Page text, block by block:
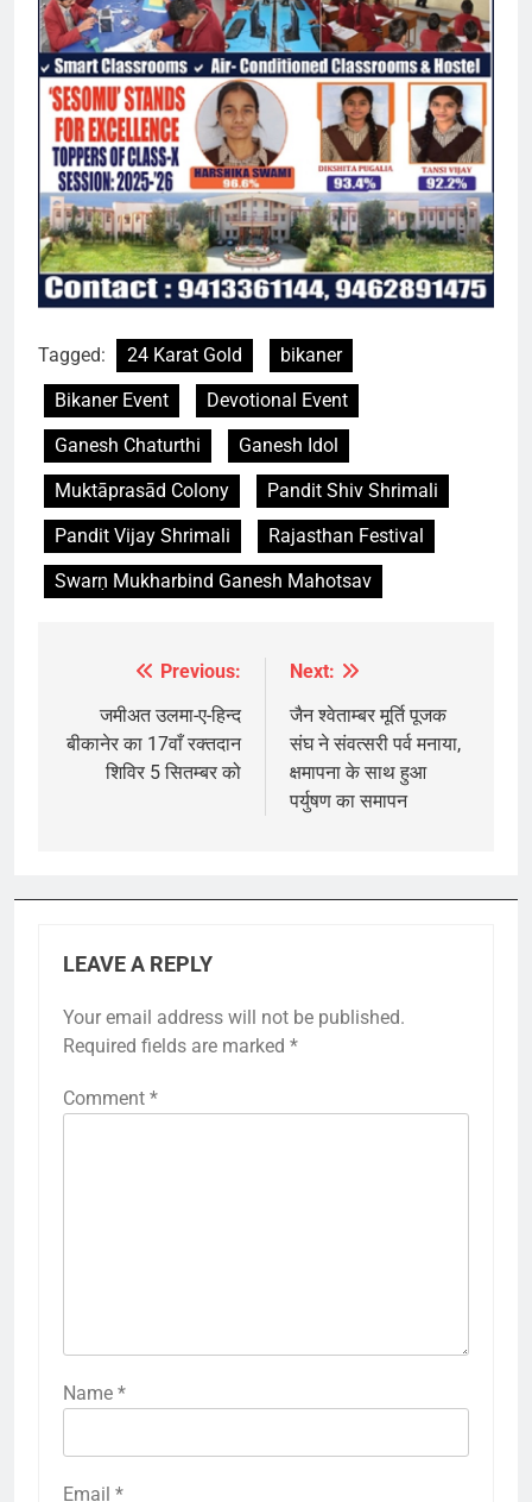
Tagged: 24 Karat Gold
bikaner
Bikaner Event
Devotional Event
Ganesh Chaturthi
Ganesh Idol
Muktāprasād Colony
Pandit Shiv Shrimali
Pandit Vijay Shrimali
Rajasthan Festival
Swarṇ Mukharbind Ganesh Mahotsav
navigation
Previous:
जमीअत उलमा-ए-हिन्द
बीकानेर का 17वाँ रक्तदान
शिविर 5 सितम्बर को
Next:
जैन श्वेताम्बर मूर्ति पूजक
संघ ने संवत्सरी पर्व मनाया,
क्षमापना के साथ हुआ
पर्युषण का समापन
LEAVE A REPLY
Your email address will not be published.
Required fields are marked *
Comment *
Name *
Email *